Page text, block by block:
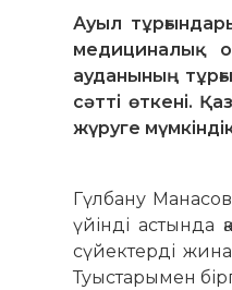
Ауыл
медициналық
ауданының
сәтті өткені.
жүруге
Гүлбану
үйінді астында
сүйектерді
Туыстарымен